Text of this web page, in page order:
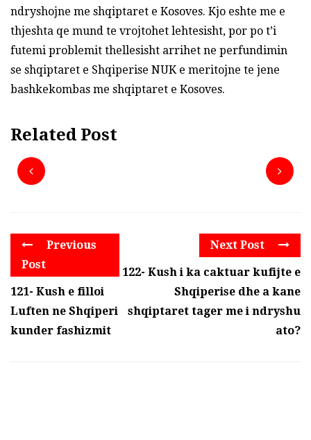
ndryshojne me shqiptaret e Kosoves. Kjo eshte me e
thjeshta qe mund te vrojtohet lehtesisht, por po t’i
futemi problemit thellesisht arrihet ne perfundimin
se shqiptaret e Shqiperise NUK e meritojne te jene
bashkekombas me shqiptaret e Kosoves.
Related Post
Previous
Post
121- Kush e filloi
Luften ne Shqiperi
kunder fashizmit
Next Post
122- Kush i ka caktuar kufijte e
Shqiperise dhe a kane
shqiptaret tager me i ndryshu
ato?